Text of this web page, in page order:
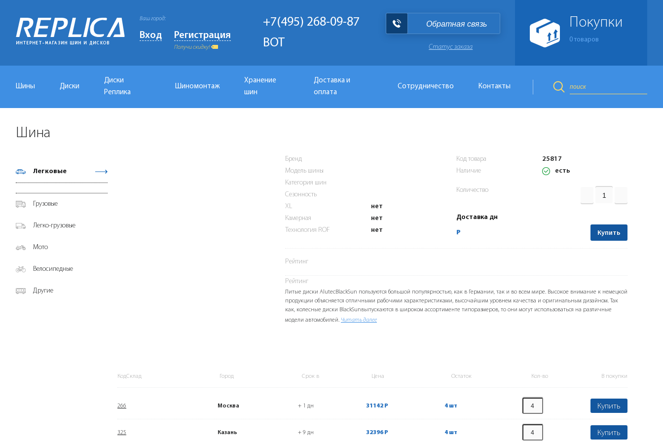
Ваш город:
Вход Регистрация
Получи скидку!
+7(495) 268-09-87
BOT
Обратная связь
Статус заказа
Покупки
0 товаров
Шины Диски
Диски
Реплика
Шиномонтаж
Хранение
шин
Доставка и
оплата
Сотрудничество Контакты
Шина
Легковые
Грузовые
Легко-грузовые
Мото
Велосипедные
Другие
Бренд
Модель шины
Категория шин
Сезонность
XL
нет
Камерная
нет
Технология ROF
нет
Код товара
25817
Наличие
есть
Количество
Доставка дн
Р Купить
Рейтинг
Рейтинг
Литые диски AlutecBlackSun пользуются большой популярностью, как в Германии, так и во всем мире. Высокое внимание к немецкой
продукции объясняется отличными рабочими характеристиками, высочайшим уровнем качества и оригинальным дизайном. Так
как, колесные диски BlackSunвыпускаются в широком ассортименте типоразмеров, то они могут использоваться на различные
модели автомобилей. Читать далее
КодСклад Город Срок в Цена Остаток Кол-во В покупки
266 Москва + 1 дн 31142 Р 4 шт Купить
325 Казань + 9 дн 32396 Р 4 шт Купить